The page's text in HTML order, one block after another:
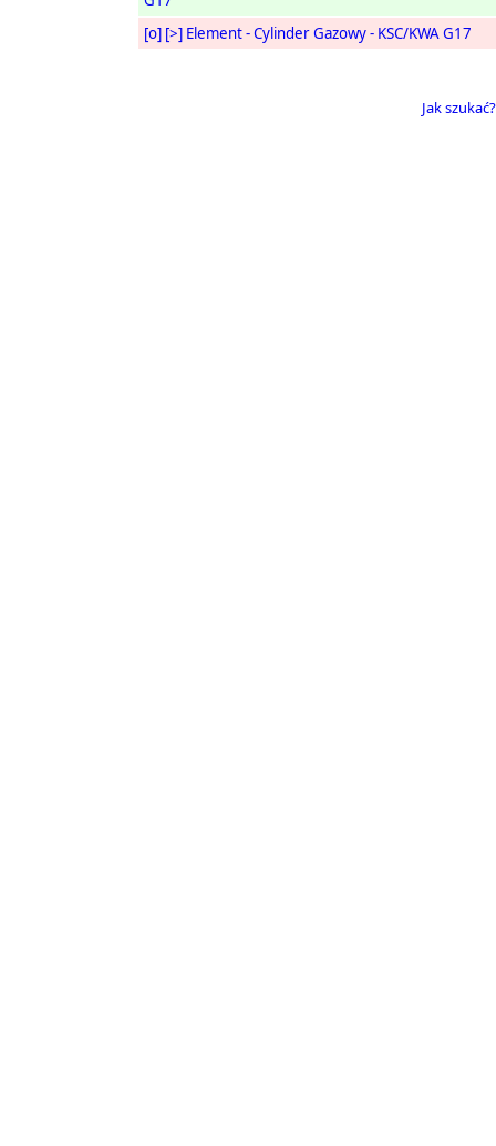
[o] [>] Element - Cylinder Gazowy - KSC/KWA G17
Jak szukać?